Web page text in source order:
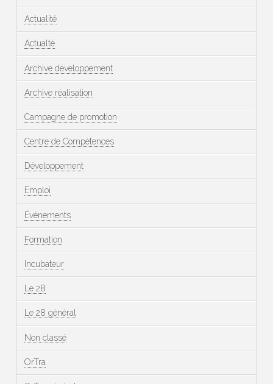
Actualité
Actualté
Archive développement
Archive réalisation
Campagne de promotion
Centre de Compétences
Développement
Emploi
Événements
Formation
Incubateur
Le 28
Le 28 général
Non classé
OrTra